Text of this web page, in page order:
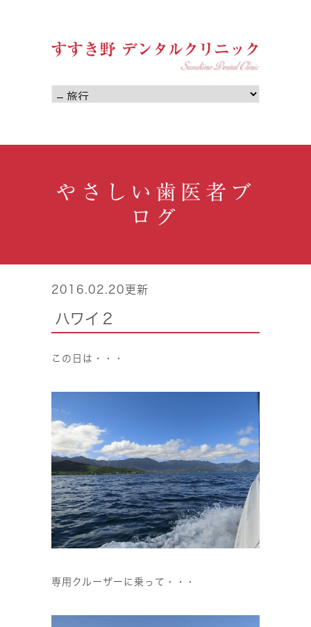
やさしい歯医者ブ
ログ
2016.02.20更新
ハワイ２
この日は・・・
専用クルーザーに乗って・・・